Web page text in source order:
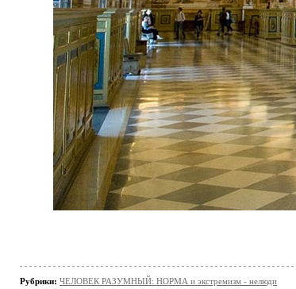
Рубрики: ЧЕЛОВЕК РАЗУМНЫЙ: НОРМА и экстремизм - нелюди